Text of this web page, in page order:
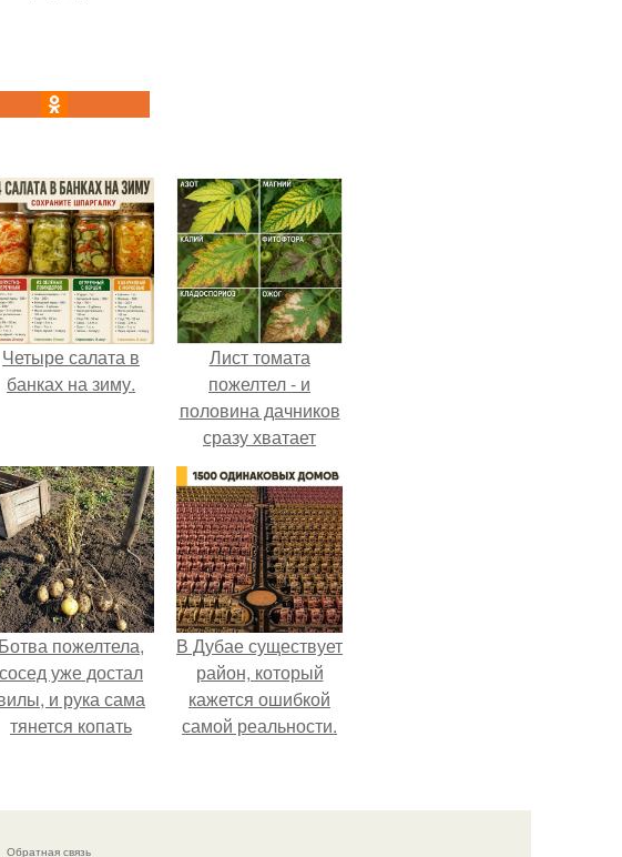
Четыре салата в
банках на зиму.
Лист томата
пожелтел - и
половина дачников
сразу хватает
Ботва пожелтела,
сосед уже достал
и рука сама
тянется копать
В Дубае существует
район, который
кажется ошибкой
самой реальности.
Обратная связь